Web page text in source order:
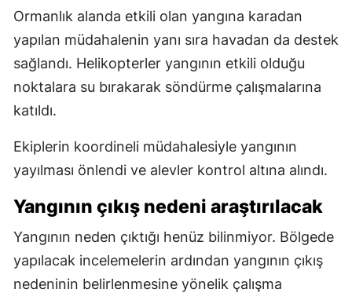
Ormanlık alanda etkili olan yangına karadan
yapılan müdahalenin yanı sıra havadan da destek
sağlandı. Helikopterler yangının etkili olduğu
noktalara su bırakarak söndürme çalışmalarına
katıldı.
Ekiplerin koordineli müdahalesiyle yangının
yayılması önlendi ve alevler kontrol altına alındı.
Yangının çıkış nedeni araştırılacak
Yangının neden çıktığı henüz bilinmiyor. Bölgede
yapılacak incelemelerin ardından yangının çıkış
nedeninin belirlenmesine yönelik çalışma